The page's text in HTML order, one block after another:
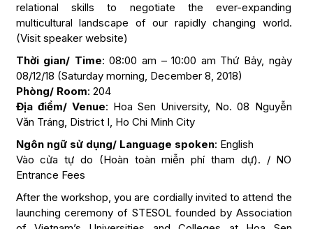
relational skills to negotiate the ever-expanding
multicultural landscape of our rapidly changing world.
(Visit speaker website)
Thời gian/ Time: 08:00 am – 10:00 am Thứ Bảy, ngày
08/12/18 (Saturday morning, December 8, 2018)
Phòng/ Room: 204
Địa điểm/ Venue: Hoa Sen University, No. 08 Nguyễn
Văn Tráng, District I, Ho Chi Minh City
Ngôn ngữ sử dụng/ Language spoken: English
Vào cửa tự do (Hoàn toàn miễn phí tham dự). / NO
Entrance Fees
After the workshop, you are cordially invited to attend the
launching ceremony of STESOL founded by Association